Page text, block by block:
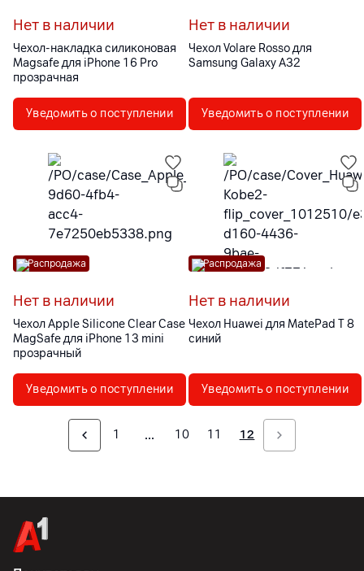
Нет в наличии
Чехол-накладка силиконовая
Magsafe для iPhone 16 Pro
прозрачная
Уведомить о поступлении
Нет в наличии
Чехол Volare Rosso для
Samsung Galaxy A32
Уведомить о поступлении
Распродажа
Нет в наличии
Чехол Apple Silicone Clear Case
MagSafe для iPhone 13 mini
прозрачный
Уведомить о поступлении
Распродажа
Нет в наличии
Чехол Huawei для MatePad T 8
синий
Уведомить о поступлении
1 10 11 12